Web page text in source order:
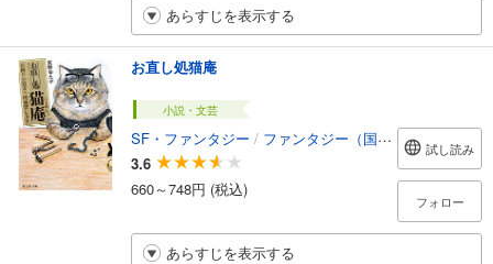
あらすじを表示する
お直し処猫庵
小説・文芸
SF・ファンタジー / ファンタジー（国内）
3.6
660～748円 (税込)
試し読み
フォロー
あらすじを表示する